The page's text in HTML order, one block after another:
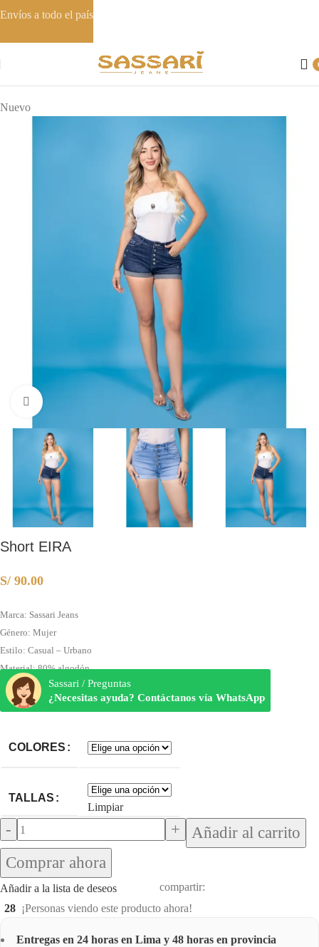
Nuevo
Clic para ampliar
Short EIRA
S/ 90.00
Marca: Sassari Jeans
Género: Mujer
Estilo: Casual – Urbano
Material: 80% algodón
Sassari / Preguntas
¿Necesitas ayuda? Contáctanos vía WhatsApp
COLORES
TALLAS
Limpiar
Añadir al carrito
Comprar ahora
Añadir a la lista de deseos
compartir:
28 ¡Personas viendo este producto ahora!
Entregas en 24 horas en Lima y 48 horas en provincia
Envíos a todo el país